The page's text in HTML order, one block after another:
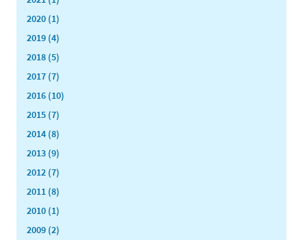
2020 (1)
2019 (4)
2018 (5)
2017 (7)
2016 (10)
2015 (7)
2014 (8)
2013 (9)
2012 (7)
2011 (8)
2010 (1)
2009 (2)